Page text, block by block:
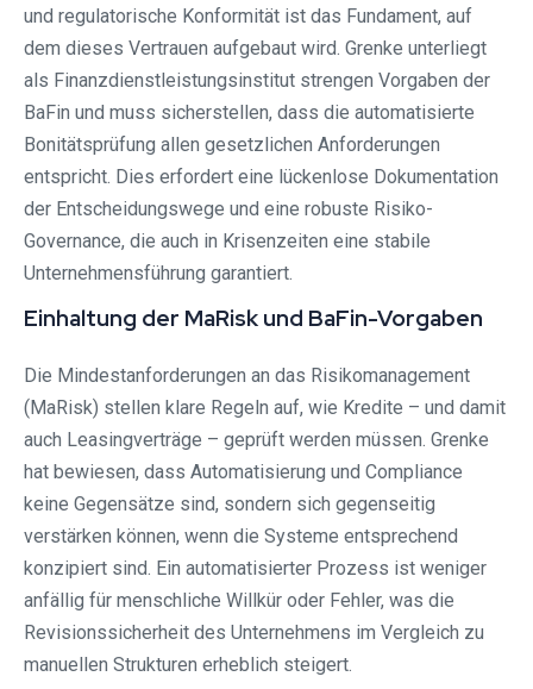
und regulatorische Konformität ist das Fundament, auf
dem dieses Vertrauen aufgebaut wird. Grenke unterliegt
als Finanzdienstleistungsinstitut strengen Vorgaben der
BaFin und muss sicherstellen, dass die automatisierte
Bonitätsprüfung allen gesetzlichen Anforderungen
entspricht. Dies erfordert eine lückenlose Dokumentation
der Entscheidungswege und eine robuste Risiko-
Governance, die auch in Krisenzeiten eine stabile
Unternehmensführung garantiert.
Einhaltung der MaRisk und BaFin-Vorgaben
Die Mindestanforderungen an das Risikomanagement
(MaRisk) stellen klare Regeln auf, wie Kredite – und damit
auch Leasingverträge – geprüft werden müssen. Grenke
hat bewiesen, dass Automatisierung und Compliance
keine Gegensätze sind, sondern sich gegenseitig
verstärken können, wenn die Systeme entsprechend
konzipiert sind. Ein automatisierter Prozess ist weniger
anfällig für menschliche Willkür oder Fehler, was die
Revisionssicherheit des Unternehmens im Vergleich zu
manuellen Strukturen erheblich steigert.